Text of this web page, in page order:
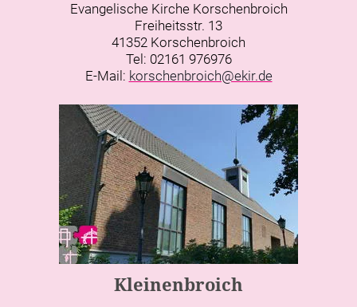
Evangelische Kirche Korschenbroich
Freiheitsstr. 13
41352 Korschenbroich
Tel: 02161 976976
E-Mail: korschenbroich@ekir.de
Kleinenbroich